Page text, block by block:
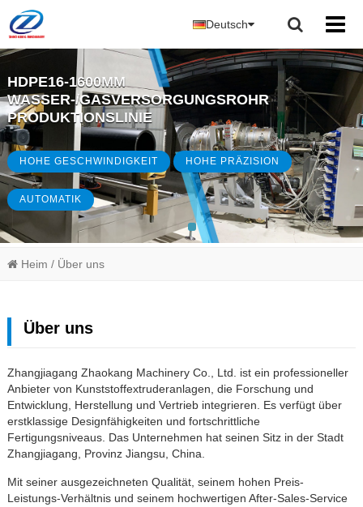
Deutsch
HDPE16-1600MM
WASSER-/GASVERSORGUNGSROHR
PRODUKTIONSLINIE
HOHE GESCHWINDIGKEIT HOHE PRÄZISION
AUTOMATIK
Heim / Über uns
Über uns
Zhangjiagang Zhaokang Machinery Co., Ltd. ist ein professioneller
Anbieter von Kunststoffextruderanlagen, die Forschung und
Entwicklung, Herstellung und Vertrieb integrieren. Es verfügt über
erstklassige Designfähigkeiten und fortschrittliche
Fertigungsniveaus. Das Unternehmen hat seinen Sitz in der Stadt
Zhangjiagang, Provinz Jiangsu, China.
Mit seiner ausgezeichneten Qualität, seinem hohen Preis-
Leistungs-Verhältnis und seinem hochwertigen After-Sales-Service